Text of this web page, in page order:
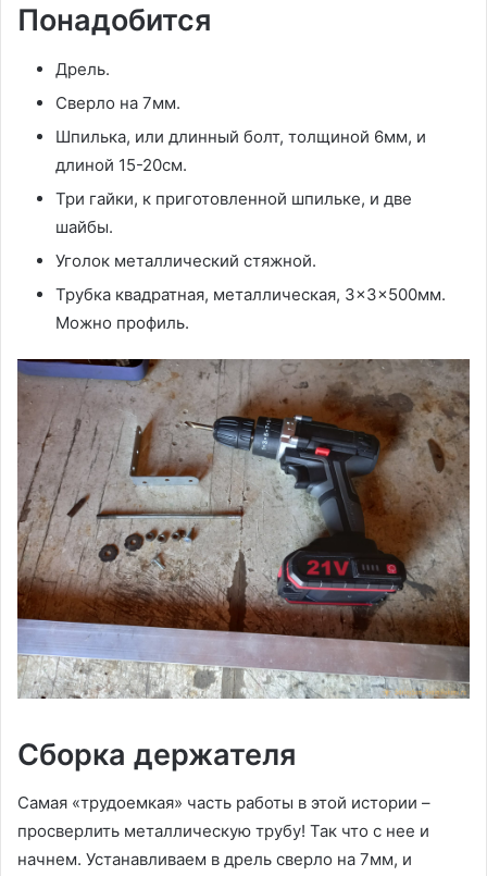
Понадобится
Дрель.
Сверло на 7мм.
Шпилька, или длинный болт, толщиной 6мм, и
длиной 15-20см.
Три гайки, к приготовленной шпильке, и две
шайбы.
Уголок металлический стяжной.
Трубка квадратная, металлическая, 3×3×500мм.
Можно профиль.
Сборка держателя
Самая «трудоемкая» часть работы в этой истории –
просверлить металлическую трубу! Так что с нее и
начнем. Устанавливаем в дрель сверло на 7мм, и